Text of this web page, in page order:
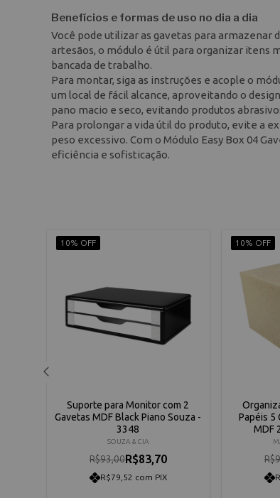
Benefícios e formas de uso no dia a dia
Você pode utilizar as gavetas para armazenar
artesãos, o módulo é útil para organizar itens
bancada de trabalho.
Para montar, siga as instruções e acople o
um local de fácil alcance, aproveitando o
pano macio e seco, evitando produtos
Para prolongar a vida útil do produto, evite a
peso excessivo. Com o Módulo Easy Box 04
eficiência e sofisticação.
10% OFF
Suporte para Monitor com 2
Gavetas MDF Black Piano Souza -
3348
SOUZA & CIA
R$93,00R$83,70
R$79,52 com PIX
10% OFF
Papéis 5
MDF